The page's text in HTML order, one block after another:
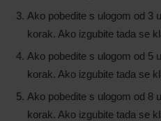
Ako pobedite s ulogom od 3
korak. Ako izgubite tada se
Ako pobedite s ulogom od 5
korak. Ako izgubite tada se
Ako pobedite s ulogom od 8
korak. Ako izgubite tada se